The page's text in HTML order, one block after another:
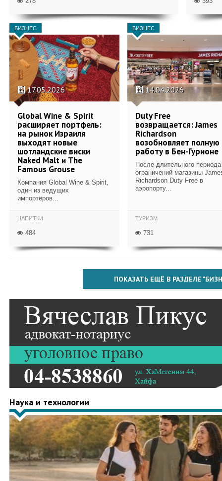
БИЗНЕС
17.05.2026
Global Wine & Spirit
расширяет портфель:
на рынок Израиля
выходят новые
шотландские виски
Naked Malt и The
Famous Grouse
Компания Global Wine & Spirit,
один из ведущих
импортёров...
НАПИТКИ
484
БИЗНЕС
14.04.2026
Duty Free
возвращается: James
Richardson
возобновляет полную
работу в Бен-Гурионе
После длительного периода
ограничений магазины
Richardson Duty Free в
аэропорту...
ТУРИЗМ
731
ПОКАЗАТЬ ЕЩЁ В РАЗДЕЛЕ
Наука и технологии